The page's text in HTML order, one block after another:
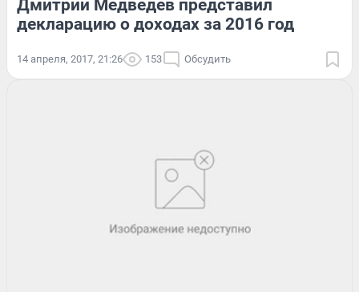
Дмитрий Медведев представил
декларацию о доходах за 2016 год
14 апреля, 2017, 21:26 153 Обсудить